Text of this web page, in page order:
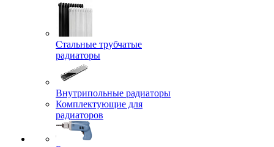
Стальные трубчатые
радиаторы
Внутрипольные радиаторы
Комплектующие для
радиаторов